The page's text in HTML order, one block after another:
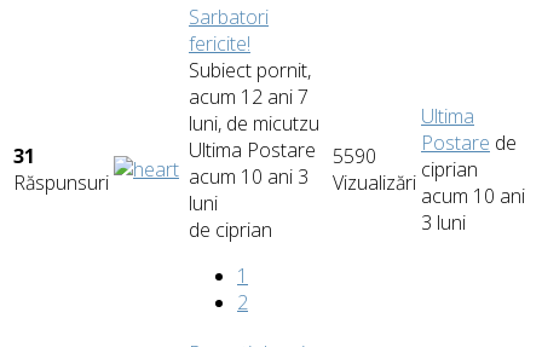
31
Răspunsuri
Sarbatori
fericite!
Subiect pornit,
acum 12 ani 7
luni, de micutzu
Ultima Postare
acum 10 ani 3
luni
de ciprian
1
2
5590
Vizualizări
Ultima
Postare de
ciprian
acum 10 ani
3 luni